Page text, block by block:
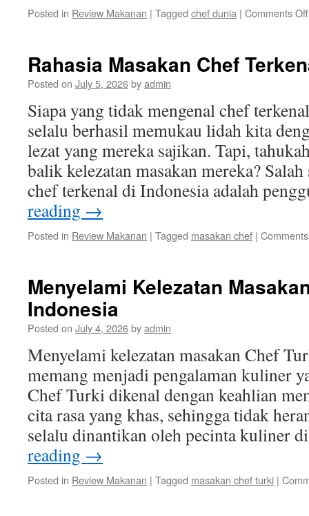
Posted in Review Makanan | Tagged chef dunia | Comments Off
Rahasia Masakan Chef
Posted on July 5, 2026byadmin
Siapa yang tidak mengenal chef
selalu berhasil memukau lidah kita
lezat yang mereka sajikan. Tapi,
balik kelezatan masakan mereka?
chef terkenal di Indonesia adalah
reading →
Posted in Review Makanan | Tagged masakan chef |
Menyelami Kelezatan
Indonesia
Posted on July 4, 2026byadmin
Menyelami kelezatan masakan Chef
memang menjadi pengalaman kuliner
Chef Turki dikenal dengan keahlian
cita rasa yang khas, sehingga tidak
selalu dinantikan oleh pecinta kuliner
reading →
Posted in Review Makanan | Tagged masakan chef turki |